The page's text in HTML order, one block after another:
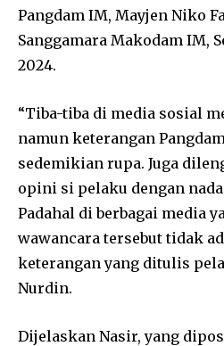
Pangdam IM, Mayjen Niko
Sanggamara Makodam IM,
2024.
“Tiba-tiba di media sosial
namun keterangan
sedemikian rupa. Juga
opini si pelaku dengan
Padahal di berbagai media
wawancara tersebut tidak
keterangan yang ditulis
Nurdin.
Dijelaskan Nasir, yang